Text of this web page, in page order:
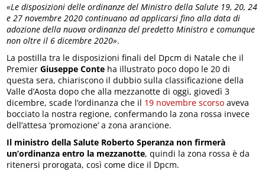
«Le disposizioni delle ordinanze del Ministro della Salute 19, 20, 24
e 27 novembre 2020 continuano ad applicarsi fino alla data di
adozione della nuova ordinanza del predetto Ministro e comunque
non oltre il 6 dicembre 2020».
La postilla tra le disposizioni finali del Dpcm di Natale che il
Premier Giuseppe Conte ha illustrato poco dopo le 20 di
questa sera, chiariscono il dubbio sulla classificazione della
Valle d’Aosta dopo che alla mezzanotte di oggi, giovedì 3
dicembre, scade l’ordinanza che il 19 novembre scorso aveva
bocciato la nostra regione, confermando la zona rossa invece
dell’attesa ‘promozione’ a zona arancione.
Il ministro della Salute Roberto Speranza non firmerà
un’ordinanza entro la mezzanotte, quindi la zona rossa è da
ritenersi prorogata, così come dice il Dpcm.